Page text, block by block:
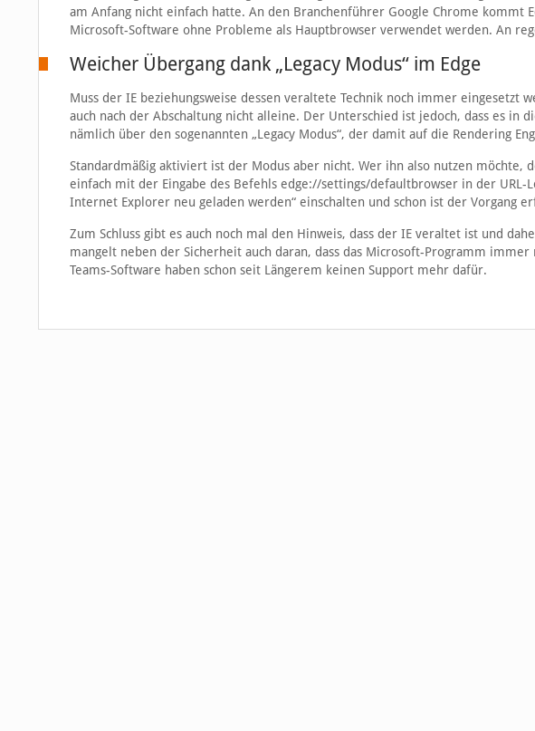
am Anfang nicht einfach hatte. An den Branchenführer Google Chrome kommt
Microsoft-Software ohne Probleme als Hauptbrowser verwendet werden. An
Weicher Übergang dank „Legacy Modus“ im Edge
Muss der IE beziehungsweise dessen veraltete Technik noch immer eingesetzt
auch nach der Abschaltung nicht alleine. Der Unterschied ist jedoch, dass es in
nämlich über den sogenannten „Legacy Modus“, der damit auf die Rendering
Standardmäßig aktiviert ist der Modus aber nicht. Wer ihn also nutzen möchte,
einfach mit der Eingabe des Befehls edge://settings/defaultbrowser in der URL-
Internet Explorer neu geladen werden“ einschalten und schon ist der Vorgang
Zum Schluss gibt es auch noch mal den Hinweis, dass der IE veraltet ist und
mangelt neben der Sicherheit auch daran, dass das Microsoft-Programm
Teams-Software haben schon seit Längerem keinen Support mehr dafür.